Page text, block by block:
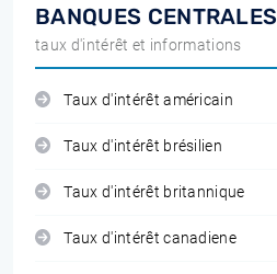
BANQUES CENTRALES
taux d'intérêt et informations
Taux d'intérêt américain
Taux d'intérêt brésilien
Taux d'intérêt britannique
Taux d'intérêt canadiene